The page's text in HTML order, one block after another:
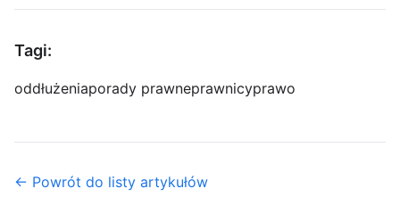
Tagi:
oddłużeniaporady prawneprawnicyprawo
← Powrót do listy artykułów